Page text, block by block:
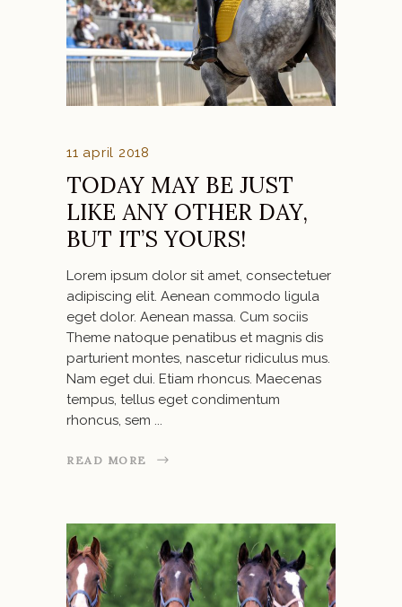
11 april 2018
TODAY MAY BE JUST
LIKE ANY OTHER DAY,
BUT IT’S YOURS!
Lorem ipsum dolor sit amet, consectetuer
adipiscing elit. Aenean commodo ligula
eget dolor. Aenean massa. Cum sociis
Theme natoque penatibus et magnis dis
parturient montes, nascetur ridiculus mus.
Nam eget dui. Etiam rhoncus. Maecenas
tempus, tellus eget condimentum
rhoncus, sem
READ MORE